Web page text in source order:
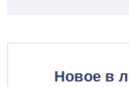
Новое в